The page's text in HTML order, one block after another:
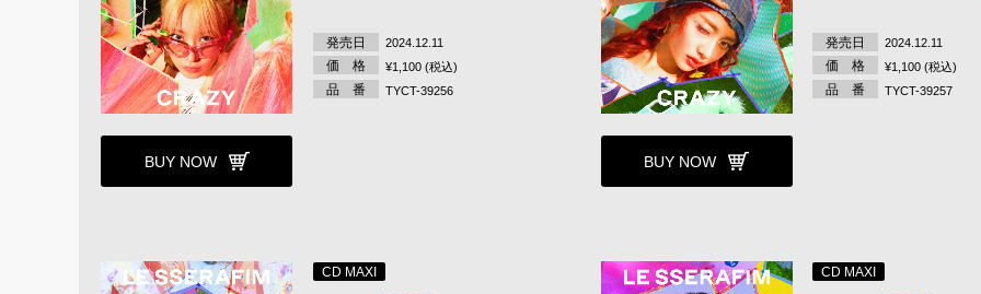
BUY NOW
発売日 2024.12.11
価 格 ¥1,100 (税込)
品 番 TYCT-39256
BUY NOW
発売日 2024.12.11
価 格 ¥1,100 (税込)
品 番 TYCT-39257
CD MAXI CD MAXI